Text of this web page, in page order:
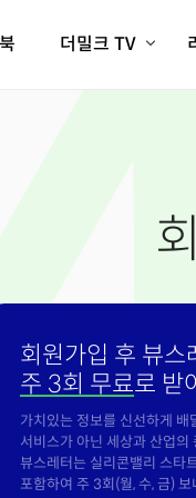
더밀크 TV
크리스의 뉴욕 시그널
밸리토크
회원가입 후 뷰스
주 3회 무료로 받
가치있는 정보를 신선하게
서비스가 아닌 세상과 산업
뷰스레터는 실리콘밸리 스타
포함하여 주 3회(월, 수, 금)